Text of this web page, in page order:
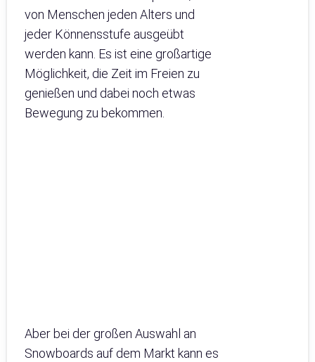
von Menschen jeden Alters und
jeder Könnensstufe ausgeübt
werden kann. Es ist eine großartige
Möglichkeit, die Zeit im Freien zu
genießen und dabei noch etwas
Bewegung zu bekommen.
Aber bei der großen Auswahl an
Snowboards auf dem Markt kann es